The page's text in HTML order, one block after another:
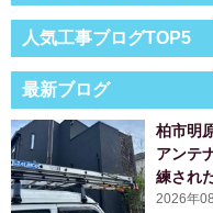
人気工事ブログTOP5
最新ブログ
柏市明
アンテ
練され
2026年